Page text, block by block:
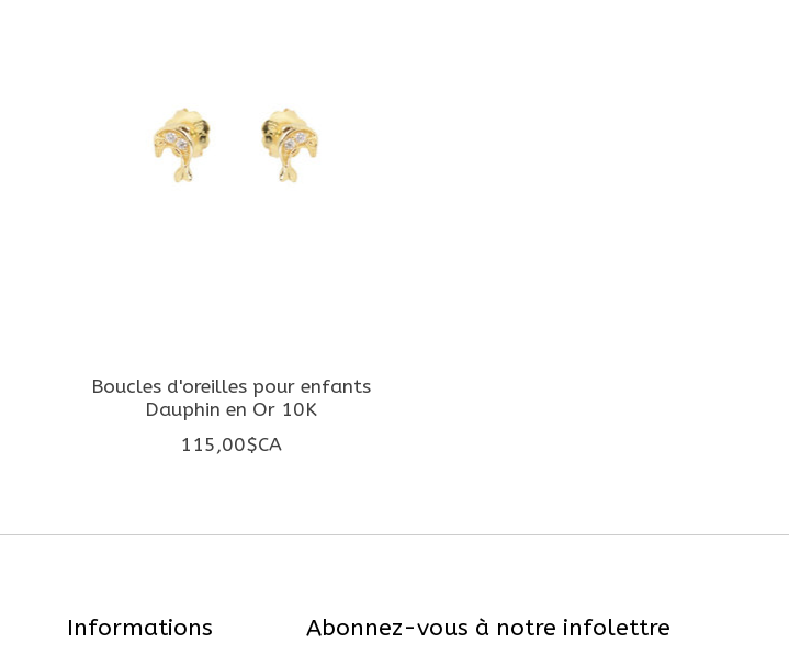
Boucles d'oreilles pour enfants
Dauphin en Or 10K
115,00$CA
Informations Abonnez-vous à notre infolettre